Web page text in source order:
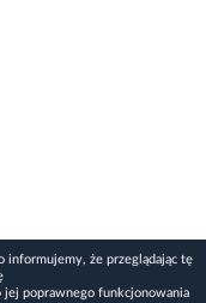
informujemy, że przeglądając tę
jej poprawnego funkcjonowania